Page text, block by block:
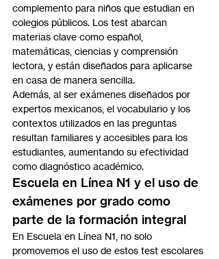
complemento para niños que estudian en
colegios públicos. Los test abarcan
materias clave como español,
matemáticas, ciencias y comprensión
lectora, y están diseñados para aplicarse
en casa de manera sencilla.
Además, al ser exámenes diseñados por
expertos mexicanos, el vocabulario y los
contextos utilizados en las preguntas
resultan familiares y accesibles para los
estudiantes, aumentando su efectividad
como diagnóstico académico.
Escuela en Línea N1 y el uso de
exámenes por grado como
parte de la formación integral
En Escuela en Línea N1, no solo
promovemos el uso de estos test escolares